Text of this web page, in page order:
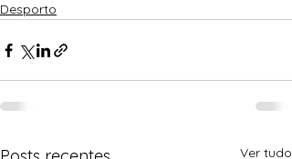
Desporto
Ver tudo